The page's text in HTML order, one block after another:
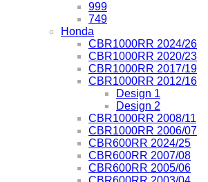
999
749
Honda
CBR1000RR 2024/26
CBR1000RR 2020/23
CBR1000RR 2017/19
CBR1000RR 2012/16
Design 1
Design 2
CBR1000RR 2008/11
CBR1000RR 2006/07
CBR600RR 2024/25
CBR600RR 2007/08
CBR600RR 2005/06